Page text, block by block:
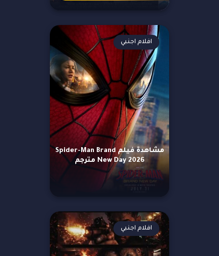
مشاهدة فيلم Spider-Man Brand
New Day 2026 مترجم
افلام اجنبي
افلام اجنبي